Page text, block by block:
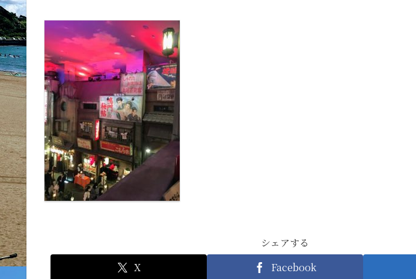
シェアする
X
Facebook